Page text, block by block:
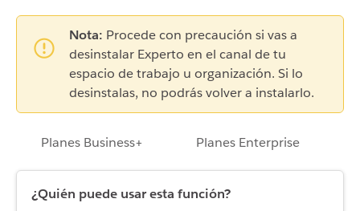
Nota: Procede con precaución si vas a
desinstalar Experto en el canal de tu
espacio de trabajo u organización. Si lo
desinstalas, no podrás volver a instalarlo.
Planes Business+ Planes Enterprise
¿Quién puede usar esta función?